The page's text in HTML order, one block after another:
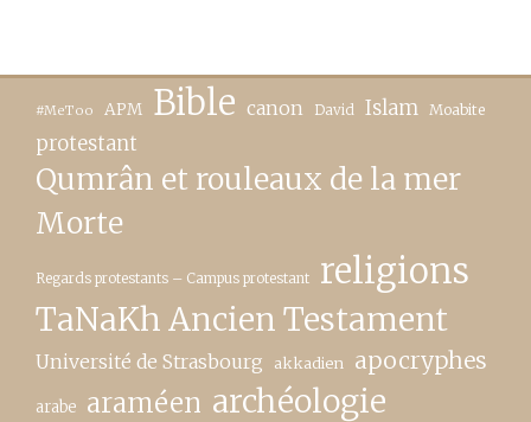
#MeToo APM Bible canon David Islam Moabite
protestant
Qumrân et rouleaux de la mer
Morte
Regards protestants – Campus protestant religions
TaNaKh Ancien Testament
Université de Strasbourg akkadien apocryphes
arabe araméen archéologie